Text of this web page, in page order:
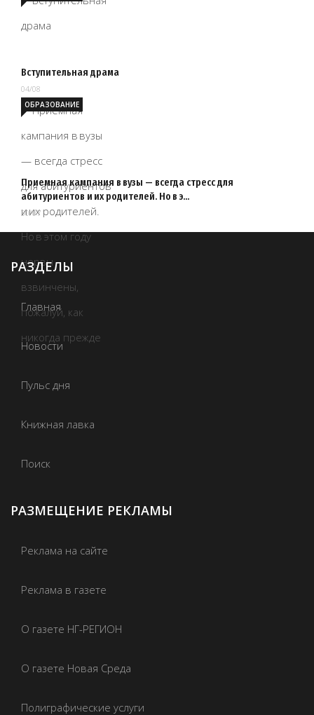
Вступительная драма
04/08
Приемная кампания в вузы — всегда стресс для
абитуриентов и их родителей. Но в э…
ОБРАЗОВАНИЕ
30/07
РАЗДЕЛЫ
Главная
Новости
Пульс дня
Книжная лавка
Поиск
РАЗМЕЩЕНИЕ РЕКЛАМЫ
Реклама на сайте
Реклама в газете
О газете НГ-РЕГИОН
О газете Новая Среда
Полиграфические услуги